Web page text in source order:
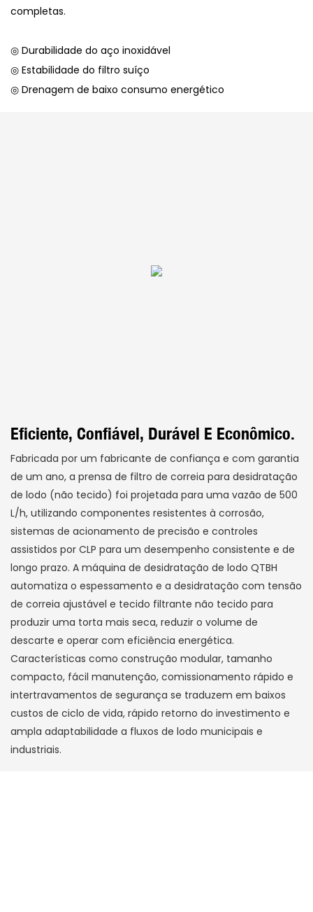
completas.
◎ Durabilidade do aço inoxidável
◎ Estabilidade do filtro suíço
◎ Drenagem de baixo consumo energético
Eficiente, Confiável, Durável E Econômico.
Fabricada por um fabricante de confiança e com garantia
de um ano, a prensa de filtro de correia para desidratação
de lodo (não tecido) foi projetada para uma vazão de 500
L/h, utilizando componentes resistentes à corrosão,
sistemas de acionamento de precisão e controles
assistidos por CLP para um desempenho consistente e de
longo prazo. A máquina de desidratação de lodo QTBH
automatiza o espessamento e a desidratação com tensão
de correia ajustável e tecido filtrante não tecido para
produzir uma torta mais seca, reduzir o volume de
descarte e operar com eficiência energética.
Características como construção modular, tamanho
compacto, fácil manutenção, comissionamento rápido e
intertravamentos de segurança se traduzem em baixos
custos de ciclo de vida, rápido retorno do investimento e
ampla adaptabilidade a fluxos de lodo municipais e
industriais.